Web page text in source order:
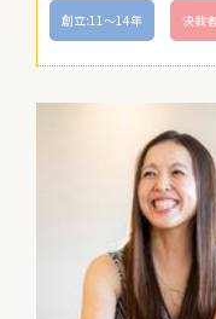
創立:11〜14年 決裁